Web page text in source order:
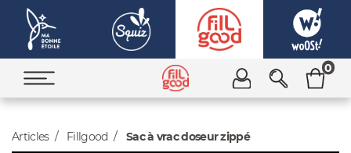
0
Articles Fillgood Sac à vrac doseur zippé